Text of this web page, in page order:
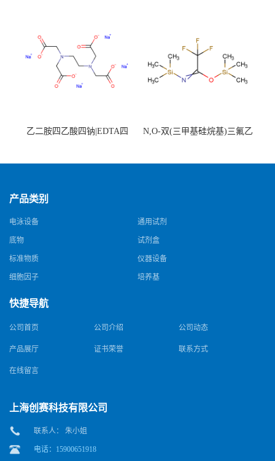
乙二胺四乙酸四钠|EDTA四
N,O-双(三甲基硅烷基)三氟乙
产品类别
电泳设备 通用试剂
底物 试剂盒
标准物质 仪器设备
细胞因子 培养基
快捷导航
公司首页 公司介绍 公司动态
产品展厅 证书荣誉 联系方式
在线留言
上海创赛科技有限公司
联系人： 朱小姐
电话：15900651918